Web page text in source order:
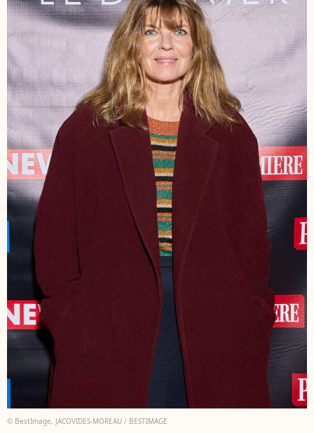
© BestImage, JACOVIDES-MOREAU / BESTIMAGE